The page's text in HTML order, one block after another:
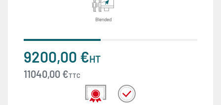
Blended
9200,00 €HT
11040,00 €TTC